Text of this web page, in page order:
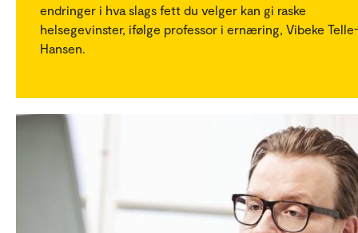
endringer i hva slags fett du velger kan gi raske
helsegevinster, ifølge professor i ernæring, Vibeke
Hansen.